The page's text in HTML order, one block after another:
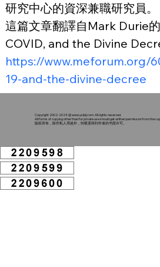
研究中心的資深兼職研究員。
這篇文章翻譯自Mark Durie
COVID, and the Divine
https://www.meforum.org/
19-and-the-divine-decree
Copyright 2002-2024 @www.ysljdj.com. All rights reserved.
All forms of copying other than for private use should get written permission from the
版权所有，除作私人用途外，转载需得到作者的书面许可。